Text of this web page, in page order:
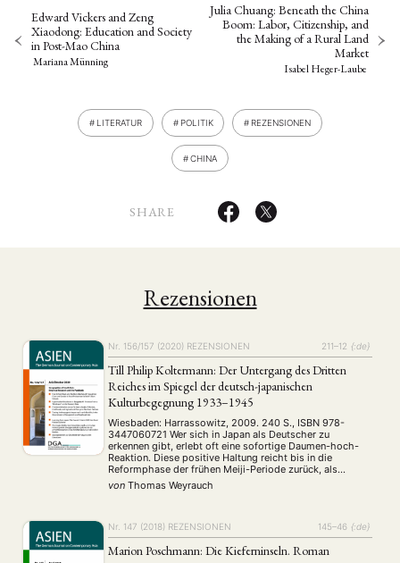
Edward Vickers and Zeng
Xiaodong: Education and Society
in Post-Mao China
Mariana Münning
Julia Chuang: Beneath the China
Boom: Labor, Citizenship, and
the Making of a Rural Land
Market
Isabel Heger-Laube
LITERATUR POLITIK REZENSIONEN
CHINA
SHARE
Rezensionen
Nr. 156/157 (2020) REZENSIONEN 211–12 {:de}
Till Philip Koltermann: Der Untergang des Dritten
Reiches im Spiegel der deutsch-japanischen
Kulturbegegnung 1933–1945
Wiesbaden: Harrassowitz, 2009. 240 S., ISBN 978-
3447060721 Wer sich in Japan als Deutscher zu
erkennen gibt, erlebt oft eine sofortige Daumen-hoch-
Reaktion. Diese positive Haltung reicht bis in die
Reformphase der frühen Meiji-Periode zurück, als
Japans Modernisierung das Vorbild Deutschland
entdeckt hatte, und erlebte in der Phase des Anti-
von Thomas Weyrauch
Nr. 147 (2018) REZENSIONEN 145–46 {:de}
Marion Poschmann: Die Kieferninseln. Roman